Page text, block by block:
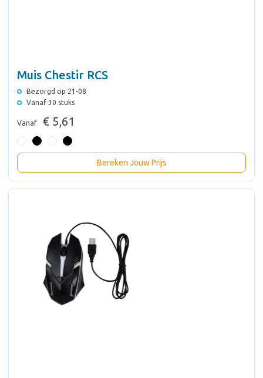
Muis Chestir RCS
Bezorgd op 21-08
Vanaf 30 stuks
Vanaf € 5,61
Bereken Jouw Prijs